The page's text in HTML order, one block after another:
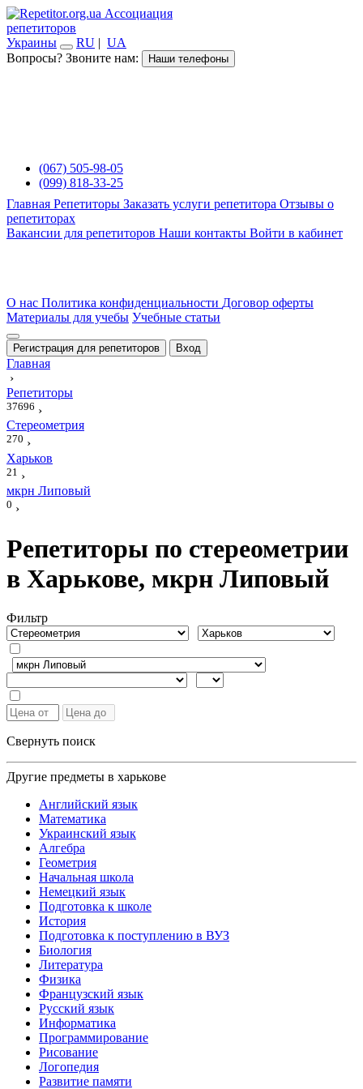
Ассоциация
репетиторов
Украины
RU | UA
Вопросы? Звоните нам:
Наши телефоны
(067) 505-98-05
(099) 818-33-25
Главная Репетиторы Заказать услуги репетитора Отзывы о
репетиторах
Вакансии для репетиторов Наши контакты Войти в кабинет
О нас Политика конфиденциальности Договор оферты
Материалы для учебы Учебные статьи
Регистрация для репетиторов Вход
Главная
›
Репетиторы
37696 ›
Стереометрия
270 ›
Харьков
21 ›
мкрн Липовый
0 ›
Репетиторы по стереометрии
в Харькове, мкрн Липовый
Фильтр
Свернуть поиск
Другие предметы в харькове
Английский язык
Математика
Украинский язык
Алгебра
Геометрия
Начальная школа
Немецкий язык
Подготовка к школе
История
Подготовка к поступлению в ВУЗ
Биология
Литература
Физика
Французский язык
Русский язык
Информатика
Программирование
Рисование
Логопедия
Развитие памяти